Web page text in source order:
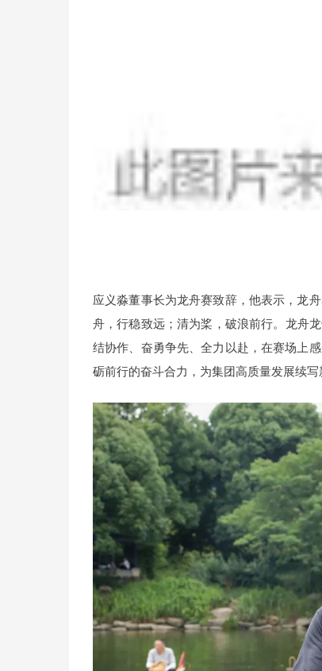
应义淼董事长为龙舟赛致辞，他表示，龙
舟，行稳致远；清为桨，破浪前行。龙舟
结协作、奋勇争先、全力以赴，在赛场上
砺前行的奋斗合力，为集团高质量发展续写